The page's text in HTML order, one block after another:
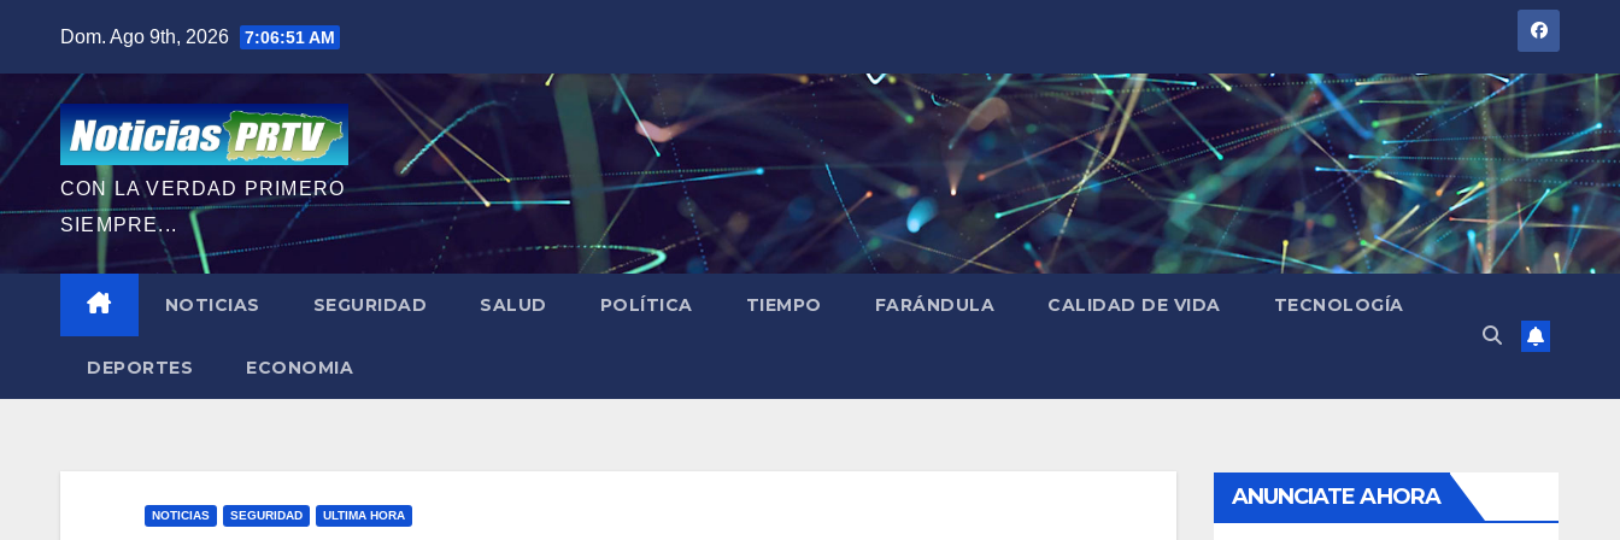
contenido
Dom. Ago 9th, 2026 7:06:52 AM
CON LA VERDAD PRIMERO
SIEMPRE...
NOTICIAS SEGURIDAD SALUD POLÍTICA TIEMPO FARÁNDULA CALIDAD DE VIDA TECNOLOGÍA
DEPORTES ECONOMIA
NOTICIAS SEGURIDAD ULTIMA HORA
ANUNCIATE AHORA